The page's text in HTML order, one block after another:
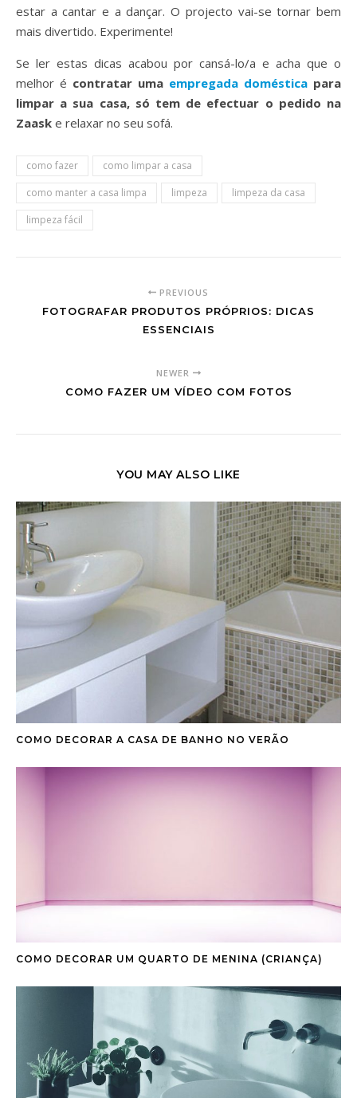
estar a cantar e a dançar. O projecto vai-se tornar bem
mais divertido. Experimente!
Se ler estas dicas acabou por cansá-lo/a e acha que o
melhor é contratar uma empregada doméstica para
limpar a sua casa, só tem de efectuar o pedido na
Zaask e relaxar no seu sofá.
como fazer
como limpar a casa
como manter a casa limpa
limpeza
limpeza da casa
limpeza fácil
PREVIOUS
FOTOGRAFAR PRODUTOS PRÓPRIOS: DICAS
ESSENCIAIS
NEWER
COMO FAZER UM VÍDEO COM FOTOS
YOU MAY ALSO LIKE
COMO DECORAR A CASA DE BANHO NO VERÃO
COMO DECORAR UM QUARTO DE MENINA (CRIANÇA)